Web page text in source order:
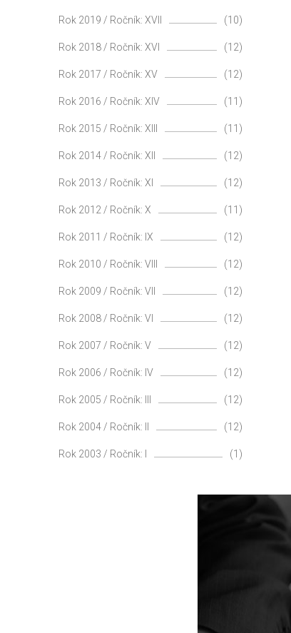
Rok 2019 / Ročník: XVII (10)
Rok 2018 / Ročník: XVI (12)
Rok 2017 / Ročník: XV (12)
Rok 2016 / Ročník: XIV (11)
Rok 2015 / Ročník: XIII (11)
Rok 2014 / Ročník: XII (12)
Rok 2013 / Ročník: XI (12)
Rok 2012 / Ročník: X (11)
Rok 2011 / Ročník: IX (12)
Rok 2010 / Ročník: VIII (12)
Rok 2009 / Ročník: VII (12)
Rok 2008 / Ročník: VI (12)
Rok 2007 / Ročník: V (12)
Rok 2006 / Ročník: IV (12)
Rok 2005 / Ročník: III (12)
Rok 2004 / Ročník: II (12)
Rok 2003 / Ročník: I (1)